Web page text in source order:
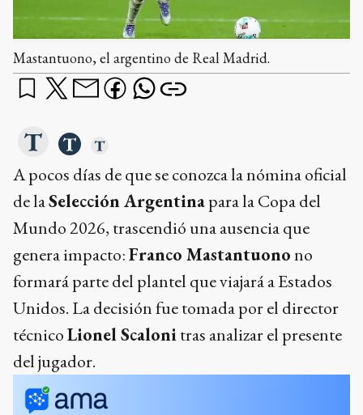
Mastantuono, el argentino de Real Madrid.
A pocos días de que se conozca la nómina oficial
de laSelección Argentinapara la Copa del
Mundo 2026, trascendió una ausencia que
genera impacto:Franco Mastantuonono
formará parte del plantel que viajará a Estados
Unidos. La decisión fue tomada por el director
técnicoLionel Scalonitras analizar el presente
del jugador.